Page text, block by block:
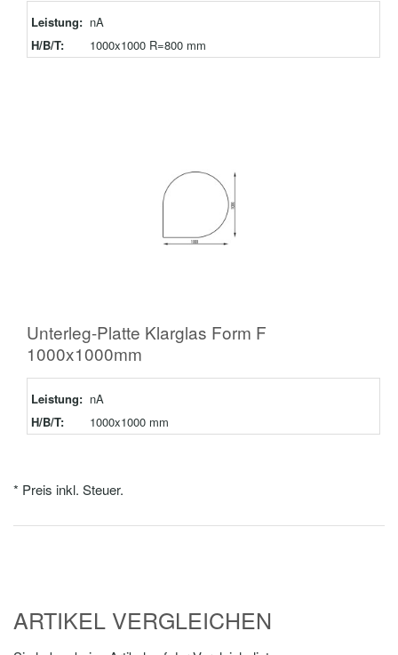
Leistung: nA
H/B/T:
1000x1000 R=800 mm
Unterleg-Platte Klarglas Form F
1000x1000mm
Leistung: nA
H/B/T:
1000x1000 mm
* Preis inkl. Steuer.
ARTIKEL VERGLEICHEN